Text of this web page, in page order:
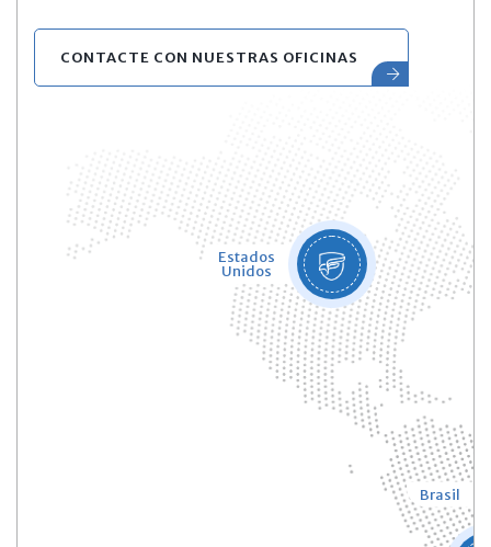
CONTACTE CON NUESTRAS OFICINAS
Estados
Unidos
Brasil